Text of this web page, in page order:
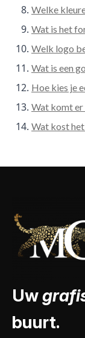
Welke
Wat is het
Welk logo
Wat is een
Hoe kies je
Wat komt er
Wat kost
Uw
buurt.